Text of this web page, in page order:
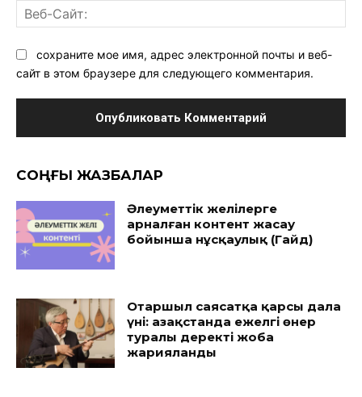
сохраните мое имя, адрес электронной почты и веб-
сайт в этом браузере для следующего комментария.
CОҢҒЫ ЖАЗБАЛАР
Әлеуметтік желілерге
арналған контент жасау
бойынша нұсқаулық (Гайд)
Отаршыл саясатқа қарсы дала
үні: Қазақстанда ежелгі өнер
туралы деректі жоба
жарияланды